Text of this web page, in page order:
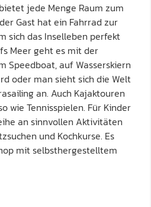
jede Menge Raum zum
Gast hat ein Fahrrad zur
sich das Inselleben perfekt
Meer geht es mit der
Speedboat, auf Wasserskiern
oder man sieht sich die Welt
an. Auch Kajaktouren
wie Tennisspielen. Für Kinder
an sinnvollen Aktivitäten
und Kochkurse. Es
mit selbsthergestelltem